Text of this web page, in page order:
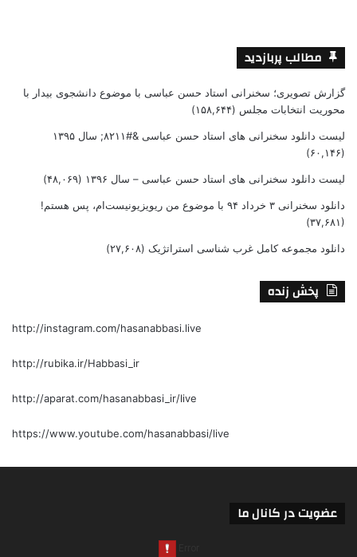
مطالب پربازدید
گزارش تصویری؛ سخنرانی استاد حسن عباسی با موضوع دانشجوی بیدار با
محوریت انتخابات مجلس (۱۵۸,۶۴۴)
لیست دانلود سخنرانی های استاد حسن عباسی &#۸۲۱۱; سال ۱۳۹۵
(۶۰,۱۴۶)
لیست دانلود سخنرانی های استاد حسن عباسی – سال ۱۳۹۶ (۴۸,۰۶۹)
دانلود سخنرانی ۳ خرداد ۹۴ با موضوع من ریویزیونیست‌ام، پس هستم!
(۳۷,۶۸۱)
دانلود مجموعه کامل غرب شناسی استراتژیک (۲۷,۶۰۸)
پخش زنده
http://instagram.com/hasanabbasi.live
http://rubika.ir/Habbasi_ir
http://aparat.com/hasanabbasi_ir/live
https://www.youtube.com/hasanabbasi/live
عضویت در کانال ما